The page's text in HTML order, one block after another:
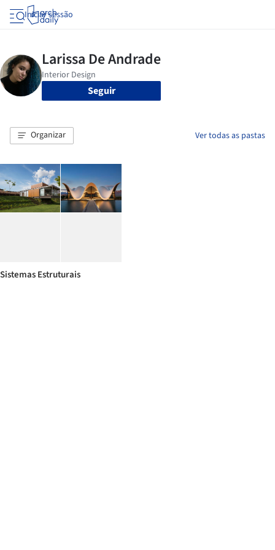
Iniciar sessão
Seguir
Organizar Ver todas as pastas
Sistemas Estruturais